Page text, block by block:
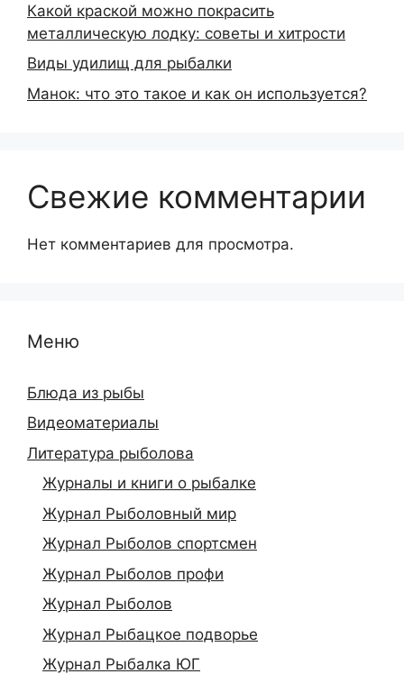
Какой краской можно покрасить
металлическую лодку: советы и хитрости
Виды удилищ для рыбалки
Манок: что это такое и как он используется?
Свежие комментарии
Нет комментариев для просмотра.
Меню
Блюда из рыбы
Видеоматериалы
Литература рыболова
Журналы и книги о рыбалке
Журнал Рыболовный мир
Журнал Рыболов спортсмен
Журнал Рыболов профи
Журнал Рыболов
Журнал Рыбацкое подворье
Журнал Рыбалка ЮГ